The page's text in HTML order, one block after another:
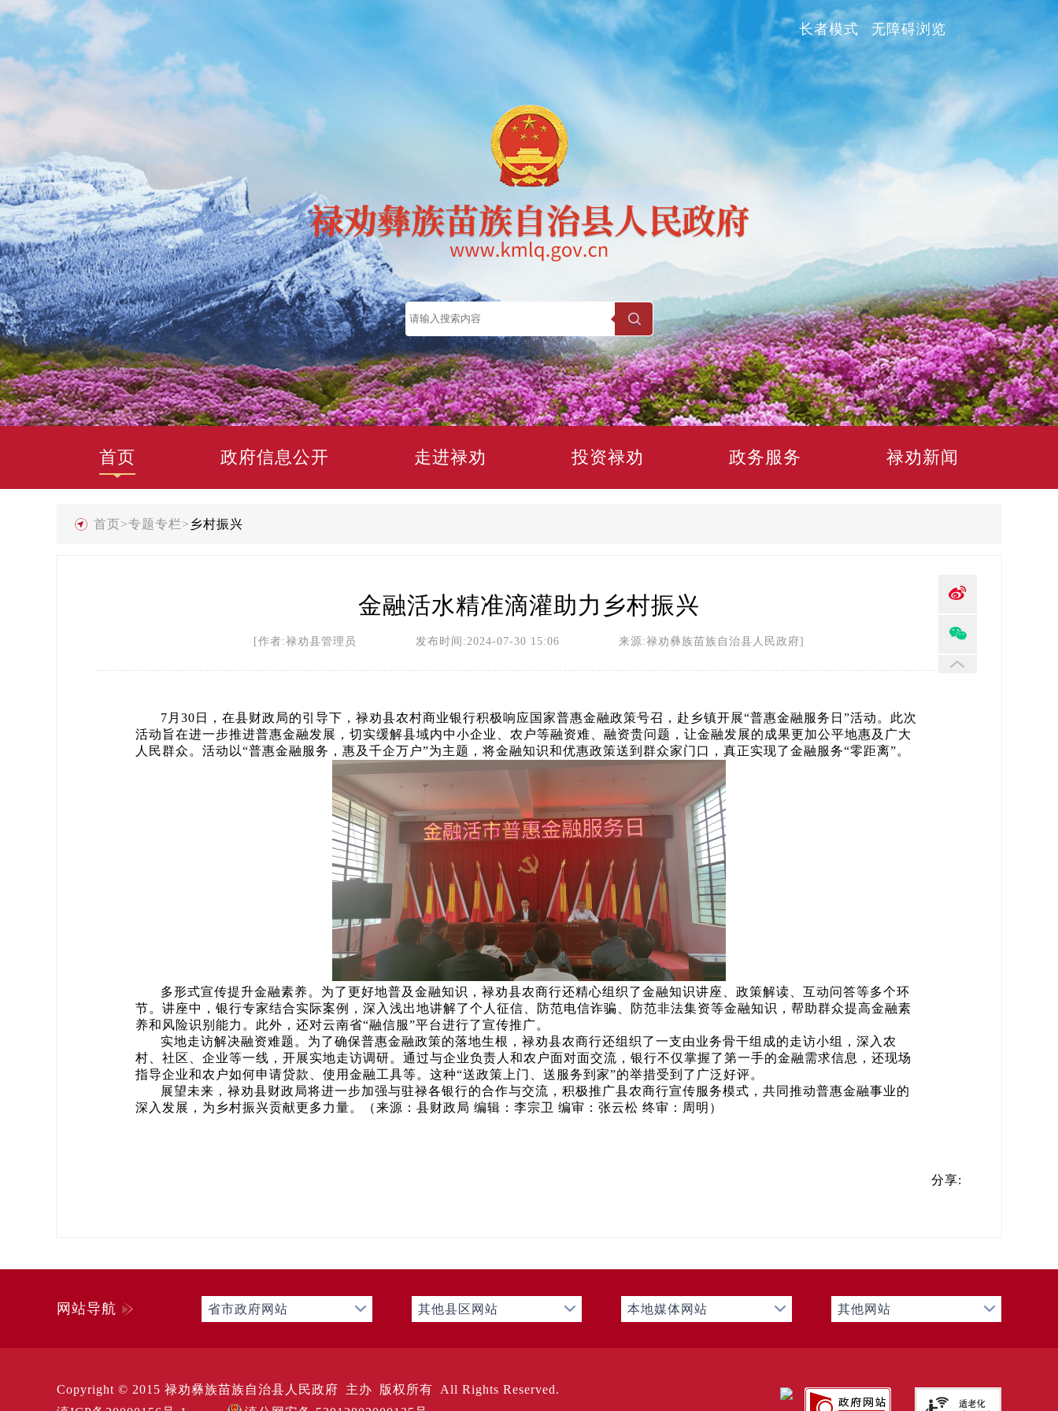
无障碍浏览
长者模式
首页 政府信息公开 走进禄劝 投资禄劝 政务服务 禄劝新闻
首页>专题专栏> 乡村振兴
金融活水精准滴灌助力乡村振兴
[作者:禄劝县管理员 发布时间:2024-07-30 15:06 来源:禄劝彝族苗族自治县人民政府]
7月30日，在县财政局的引导下，禄劝县农村商业银行积极响应国家普惠金融政策号召，赴乡镇开展“普惠金融服务日”活动。此次
活动旨在进一步推进普惠金融发展，切实缓解县域内中小企业、农户等融资难、融资贵问题，让金融发展的成果更加公平地惠及广大
人民群众。活动以“普惠金融服务，惠及千企万户”为主题，将金融知识和优惠政策送到群众家门口，真正实现了金融服务“零距离”。
多形式宣传提升金融素养。为了更好地普及金融知识，禄劝县农商行还精心组织了金融知识讲座、政策解读、互动问答等多个环
节。讲座中，银行专家结合实际案例，深入浅出地讲解了个人征信、防范电信诈骗、防范非法集资等金融知识，帮助群众提高金融素
养和风险识别能力。此外，还对云南省“融信服”平台进行了宣传推广。
实地走访解决融资难题。为了确保普惠金融政策的落地生根，禄劝县农商行还组织了一支由业务骨干组成的走访小组，深入农
村、社区、企业等一线，开展实地走访调研。通过与企业负责人和农户面对面交流，银行不仅掌握了第一手的金融需求信息，还现场
指导企业和农户如何申请贷款、使用金融工具等。这种“送政策上门、送服务到家”的举措受到了广泛好评。
展望未来，禄劝县财政局将进一步加强与驻禄各银行的合作与交流，积极推广县农商行宣传服务模式，共同推动普惠金融事业的
深入发展，为乡村振兴贡献更多力量。（来源：县财政局 编辑：李宗卫 编审：张云松 终审：周明）
分享:
网站导航 省市政府网站 其他县区网站 本地媒体网站 其他网站
Copyright © 2015 禄劝彝族苗族自治县人民政府 主办 版权所有 All Rights Reserved.